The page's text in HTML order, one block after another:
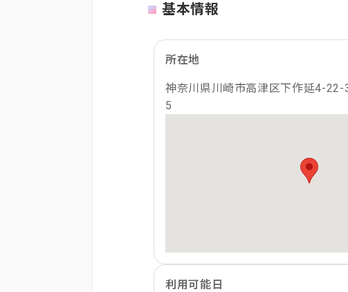
基本情報
所在地
神奈川県川崎市高津区下作延4-22-
5
利用可能日